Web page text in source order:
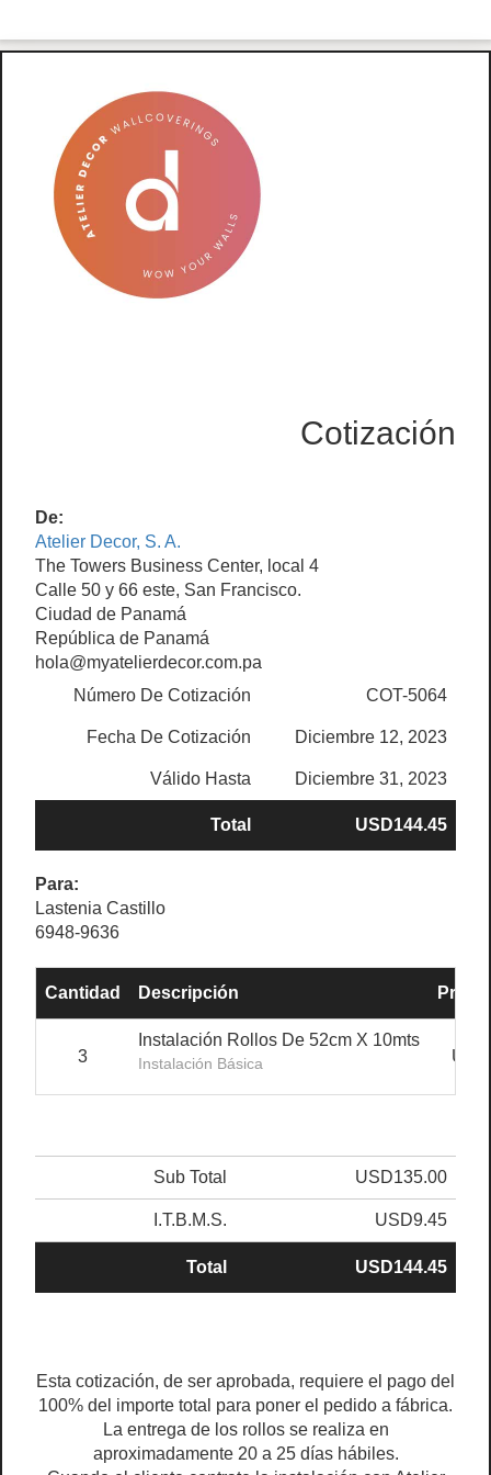
Cotización
De:
Atelier Decor, S. A.
The Towers Business Center, local 4
Calle 50 y 66 este, San Francisco.
Ciudad de Panamá
República de Panamá
hola@myatelierdecor.com.pa
Número De Cotización
COT-5064
Fecha De Cotización Diciembre 12, 2023
Válido Hasta Diciembre 31, 2023
Total USD144.45
Para:
Lastenia Castillo
6948-9636
Cantidad Descripción
3
Instalación Rollos De 52cm X 10mts
Instalación Básica
Sub Total USD135.00
I.T.B.M.S. USD9.45
Total USD144.45
Esta cotización, de ser aprobada, requiere el pago del
100% del importe total para poner el pedido a fábrica.
La entrega de los rollos se realiza en
aproximadamente 20 a 25 días hábiles.